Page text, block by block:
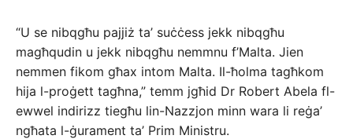
“U se nibqgħu pajjiż ta’ suċċess jekk nibqgħu
magħqudin u jekk nibqgħu nemmnu f’Malta. Jien
nemmen fikom għax intom Malta. Il-ħolma tagħkom
hija l-proġett tagħna,” temm jgħid Dr Robert Abela fl-
ewwel indirizz tiegħu lin-Nazzjon minn wara li reġa’
ngħata l-ġurament ta’ Prim Ministru.